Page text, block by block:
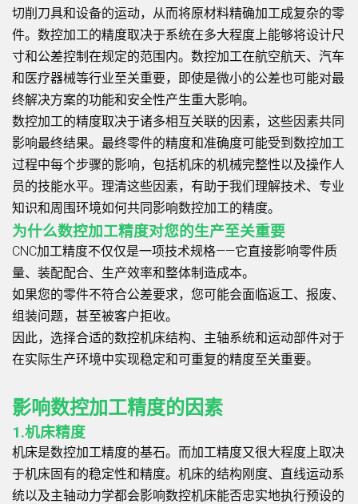
切削刀具和设备的运动，从而将原材料精确加工成复杂的零
件。数控加工的精度取决于系统在多大程度上能够将设计尺
寸和公差控制在规定的范围内。数控加工在航空航天、汽车
和医疗器械等行业至关重要，即使是微小的公差也可能对最
终解决方案的功能和安全性产生重大影响。
数控加工的精度取决于诸多相互关联的因素，这些因素共同
影响最终结果。最终零件的精度和准确度可能受到数控加工
过程中每个步骤的影响，包括机床的机械完整性以及操作人
员的技能水平。理清这些因素，有助于我们理解技术、专业
知识和周围环境如何共同影响数控加工的精度。
为什么数控加工精度对您的生产至关重要
CNC加工精度不仅仅是一项技术规格——它直接影响零件质
量、装配配合、生产效率和整体制造成本。
如果您的零件不符合公差要求，您可能会面临返工、报废、
组装问题，甚至被客户拒收。
因此，选择合适的数控机床结构、主轴系统和运动部件对于
在实际生产环境中实现稳定和可重复的精度至关重要。
影响数控加工精度的因素
1.机床精度
机床是数控加工精度的基石。而加工精度又很大程度上取决
于机床固有的稳定性和精度。机床的结构刚度、直线运动系
统以及主轴动力学都会影响数控机床能否忠实地执行预设的